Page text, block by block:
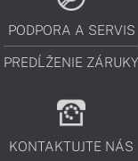
PODPORA A SERVIS
PREDĹŽENIE ZÁRUKY
KONTAKTUJTE NÁS